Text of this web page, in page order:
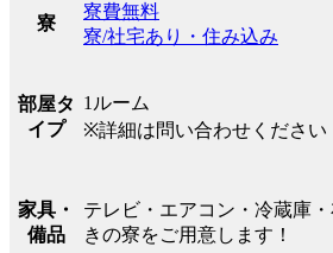
寮
寮費無料
寮/社宅あり・住み込み
部屋タ
イプ
1ルーム
※詳細は問い合わせください
家具・
備品
テレビ・エアコン・冷蔵庫
きの寮をご用意します！